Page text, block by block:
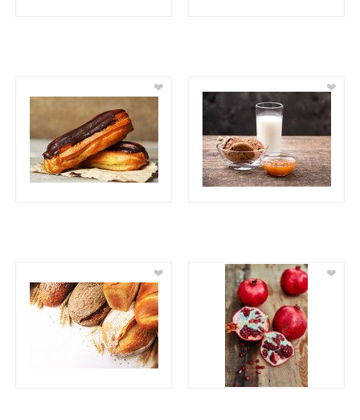
❤ ❤
❤ ❤